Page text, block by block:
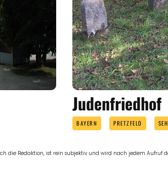
Judenfriedhof
BAYERN PRETZFELD
die Redaktion, ist rein subjektiv und wird nach jedem Aufruf